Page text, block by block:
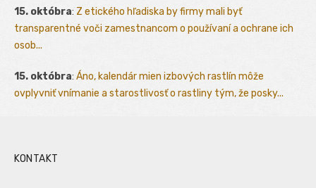
15. októbra: Z etického hľadiska by firmy mali byť
transparentné voči zamestnancom o používaní a ochrane ich
osob...
15. októbra: Áno, kalendár mien izbových rastlín môže
ovplyvniť vnímanie a starostlivosť o rastliny tým, že posky...
KONTAKT